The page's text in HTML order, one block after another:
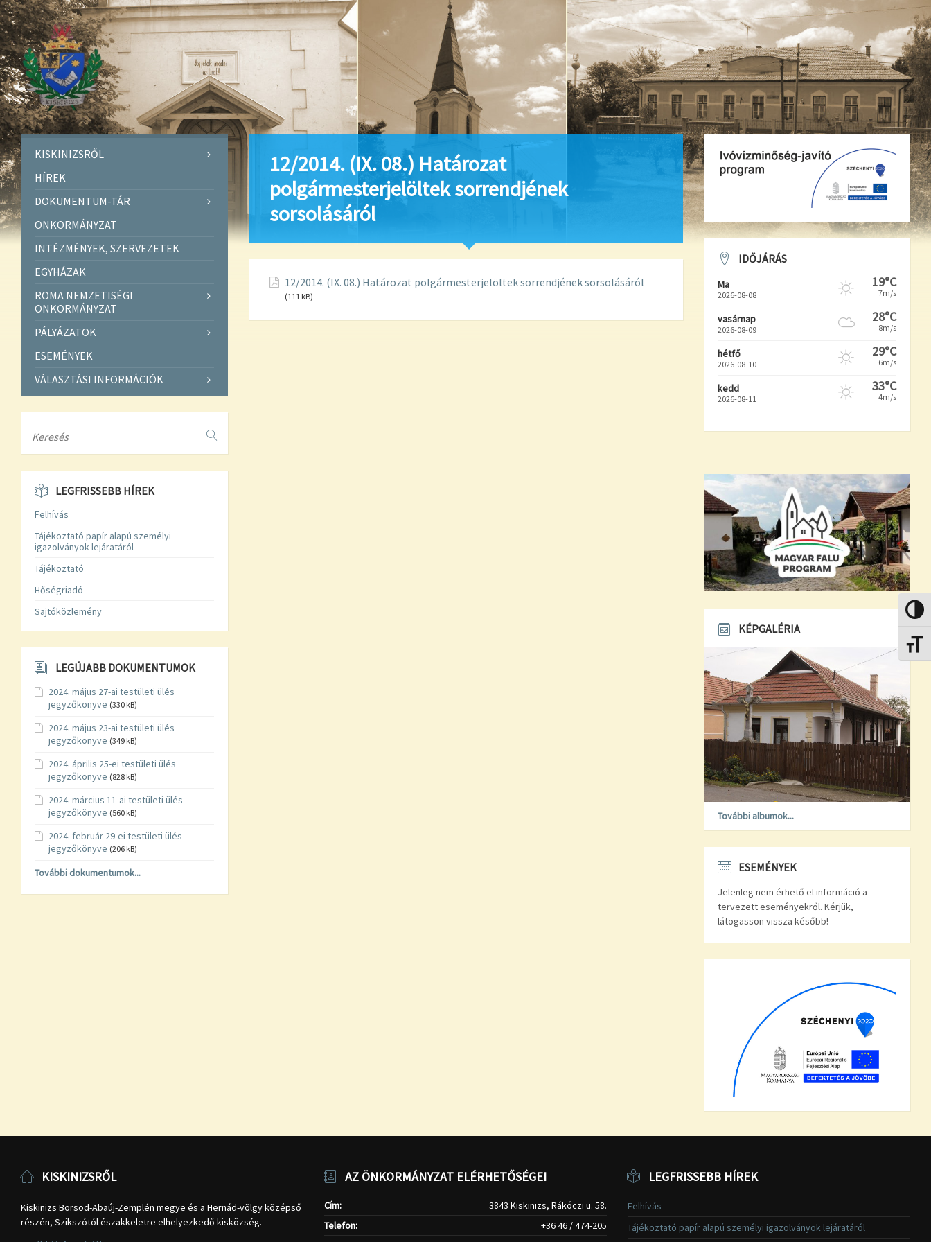
12/2014. (IX. 08.) Határozat
polgármesterjelöltek sorrendjének
sorsolásáról
12/2014. (IX. 08.) Határozat polgármesterjelöltek sorrendjének sorsolásáról
(111 kB)
KISKINIZSRŐL
HÍREK
DOKUMENTUM-TÁR
ÖNKORMÁNYZAT
INTÉZMÉNYEK, SZERVEZETEK
EGYHÁZAK
ROMA NEMZETISÉGI
ÖNKORMÁNYZAT
PÁLYÁZATOK
ESEMÉNYEK
VÁLASZTÁSI INFORMÁCIÓK
LEGFRISSEBB HÍREK
Felhívás
Tájékoztató papír alapú személyi
igazolványok lejáratáról
Tájékoztató
Hőségriadó
Sajtóközlemény
LEGÚJABB DOKUMENTUMOK
2024. május 27-ai testületi ülés
jegyzőkönyve (330 kB)
2024. május 23-ai testületi ülés
jegyzőkönyve (349 kB)
2024. április 25-ei testületi ülés
jegyzőkönyve (828 kB)
2024. március 11-ai testületi ülés
jegyzőkönyve (560 kB)
2024. február 29-ei testületi ülés
jegyzőkönyve (206 kB)
További dokumentumok...
IDŐJÁRÁS
Ma
2026-08-08
19°C
7m/s
vasárnap
2026-08-09
28°C
8m/s
hétfő
2026-08-10
29°C
6m/s
kedd
2026-08-11
33°C
4m/s
KÉPGALÉRIA
További albumok...
ESEMÉNYEK
Jelenleg nem érhető el információ a
tervezett eseményekről. Kérjük,
látogasson vissza később!
KISKINIZSRŐL
Kiskinizs Borsod-Abaúj-Zemplén megye és a Hernád-völgy középső
részén, Szikszótól északkeletre elhelyezkedő kisközség.
AZ ÖNKORMÁNYZAT ELÉRHETŐSÉGEI
Cím:
3843 Kiskinizs, Rákóczi u. 58.
Telefon:
+36 46 / 474-205
LEGFRISSEBB HÍREK
Felhívás
Tájékoztató papír alapú személyi igazolványok lejáratáról